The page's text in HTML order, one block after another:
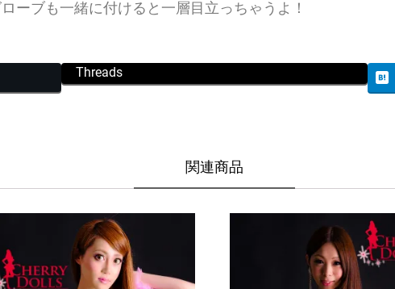
ーブも一緒に付けると一層目立っちゃうよ！
Threads
関連商品